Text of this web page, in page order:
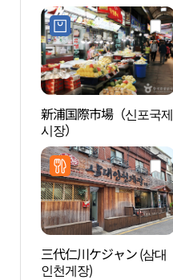
新浦国際市場（신포국제
시장）
三代仁川ケジャン (삼대
인천게장)